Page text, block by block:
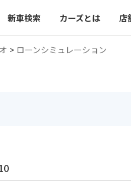
新車検索 カーズとは 店
> ローンシミュレーション